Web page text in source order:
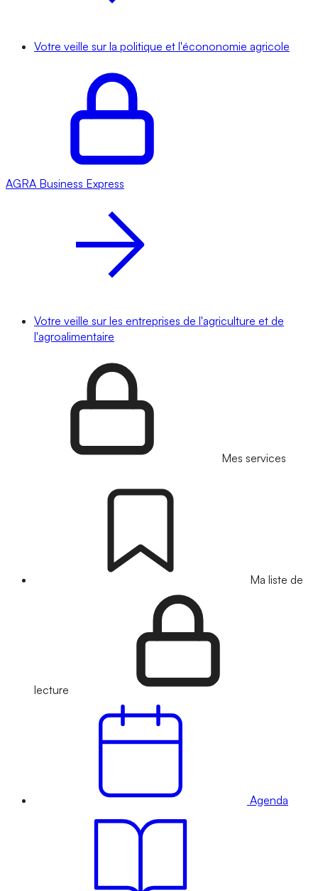
Votre veille sur la politique et l'écononomie agricole
AGRA Business Express
Votre veille sur les entreprises de l'agriculture et de
l'agroalimentaire
Mes services
Ma liste de
lecture
Agenda